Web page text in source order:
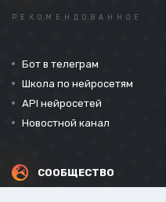
РЕКОМЕНДОВАННОЕ
Бот в телеграм
Школа по нейросетям
API нейросетей
Новостной канал
СООБЩЕСТВО